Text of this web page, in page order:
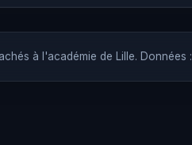
à l'académie de Lille. Données :